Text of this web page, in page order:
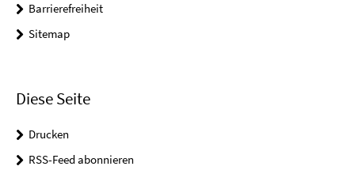
Barrierefreiheit
Sitemap
Diese Seite
Drucken
RSS-Feed abonnieren